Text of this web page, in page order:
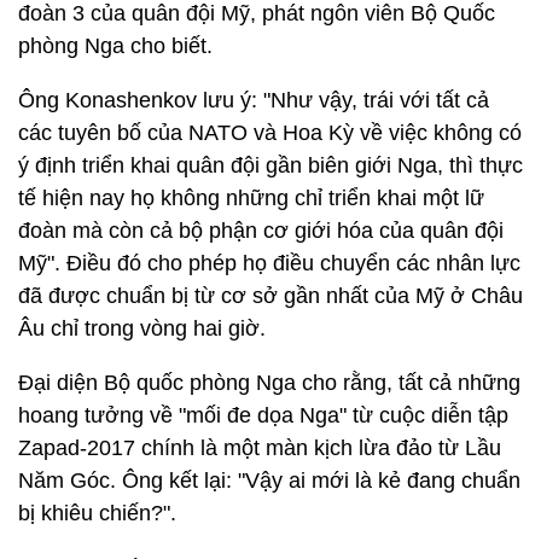
đoàn 3 của quân đội Mỹ, phát ngôn viên Bộ Quốc
phòng Nga cho biết.
Ông Konashenkov lưu ý: "Như vậy, trái với tất cả
các tuyên bố của NATO và Hoa Kỳ về việc không có
ý định triển khai quân đội gần biên giới Nga, thì thực
tế hiện nay họ không những chỉ triển khai một lữ
đoàn mà còn cả bộ phận cơ giới hóa của quân đội
Mỹ". Điều đó cho phép họ điều chuyển các nhân lực
đã được chuẩn bị từ cơ sở gần nhất của Mỹ ở Châu
Âu chỉ trong vòng hai giờ.
Đại diện Bộ quốc phòng Nga cho rằng, tất cả những
hoang tưởng về "mối đe dọa Nga" từ cuộc diễn tập
Zapad-2017 chính là một màn kịch lừa đảo từ Lầu
Năm Góc. Ông kết lại: "Vậy ai mới là kẻ đang chuẩn
bị khiêu chiến?".